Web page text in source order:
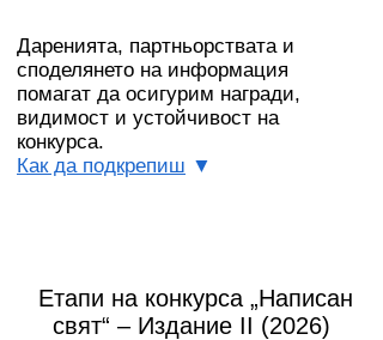
Даренията, партньорствата и
споделянето на информация
помагат да осигурим награди,
видимост и устойчивост на
конкурса.
Как да подкрепиш ▼
Етапи на конкурса „Написан
свят“ – Издание II (2026)​